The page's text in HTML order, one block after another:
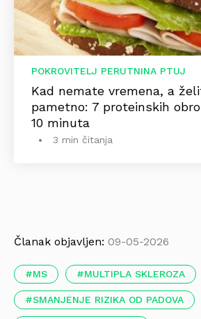
POKROVITELJ PERUTNINA PTUJ
Kad nemate vremena, a
pametno: 7 proteinskih
10 minuta
3 min čitanja
Članak objavljen: 09-05-2026
MS MULTIPLA SKLEROZA
SMANJENJE RIZIKA OD PADOVA